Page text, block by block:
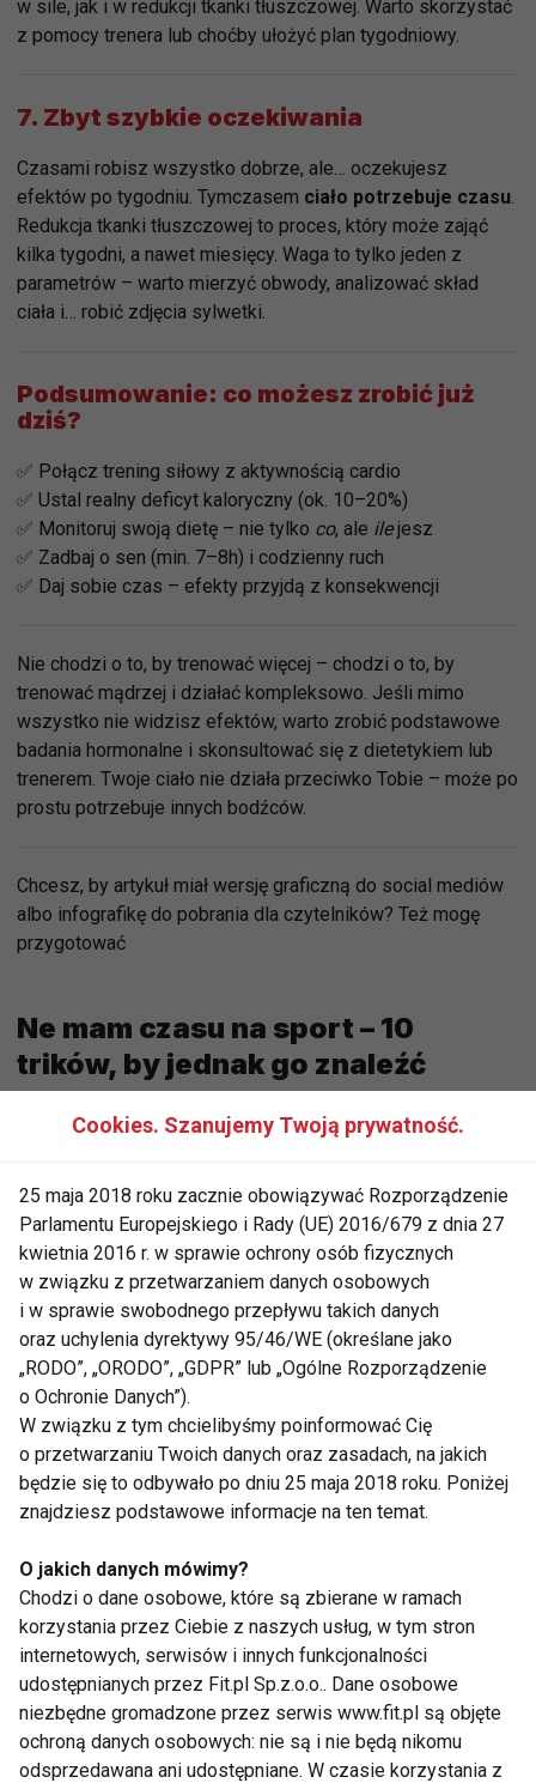
w sile, jak i w redukcji tkanki tłuszczowej. Warto skorzystać
z pomocy trenera lub choćby ułożyć plan tygodniowy.
7. Zbyt szybkie oczekiwania
Czasami robisz wszystko dobrze, ale… oczekujesz
efektów po tygodniu. Tymczasem ciało potrzebuje czasu.
Redukcja tkanki tłuszczowej to proces, który może zająć
kilka tygodni, a nawet miesięcy. Waga to tylko jeden z
parametrów – warto mierzyć obwody, analizować skład
ciała i… robić zdjęcia sylwetki.
Podsumowanie: co możesz zrobić już
dziś?
✅ Połącz trening siłowy z aktywnością cardio
✅ Ustal realny deficyt kaloryczny (ok. 10–20%)
✅ Monitoruj swoją dietę – nie tylko co, ale ilejesz
✅ Zadbaj o sen (min. 7–8h) i codzienny ruch
✅ Daj sobie czas – efekty przyjdą z konsekwencji
Nie chodzi o to, by trenować więcej – chodzi o to, by
trenować mądrzej i działać kompleksowo. Jeśli mimo
wszystko nie widzisz efektów, warto zrobić podstawowe
badania hormonalne i skonsultować się z dietetykiem lub
trenerem. Twoje ciało nie działa przeciwko Tobie – może po
prostu potrzebuje innych bodźców.
Chcesz, by artykuł miał wersję graficzną do social mediów
albo infografikę do pobrania dla czytelników? Też mogę
przygotować
Ne mam czasu na sport – 10
trików, by jednak go znaleźć
Brakuje Ci czasu na ćwiczenia? Nie jesteś sam. Praca, dom,
nie chodzi o rewolucję w grafiku czy dwugodzinne treningi.
Wystarczy kilka prostych trików, by wpleść aktywność
fizyczną w codzienność – bez stresu i wyrzeczeń.
Sprawdź, jak to zrobić!
1.Zacznij od 10 minut
Nie musisz od razu trenować godzinę dziennie. Zacznij od
krótkich, intensywnych sesji– 10-15 minut HIIT, szybki
spacer, trening z własnym ciężarem. Kluczem jest
regularność, nie długość. Lepsze codzienne 10 minut niż
żadne.
2.Ćwicz z samego rana
Rano jeszcze nic nie zdąży się „wysypać”. Wstań 20 minut
wcześniej, rozruszaj ciało i zrób szybki trening. Dzięki temu
nie tylkozyskasz energię na cały dzień, ale i masz sport
„odhaczony” zanim dzień się zacznie.
3.Wykorzystaj przerwy w pracy
Cookies. Szanujemy Twoją prywatność.
25 maja 2018 roku zacznie obowiązywać Rozporządzenie
Parlamentu Europejskiego i Rady (UE) 2016/679 z dnia 27
kwietnia 2016 r. w sprawie ochrony osób fizycznych
w związku z przetwarzaniem danych osobowych
i w sprawie swobodnego przepływu takich danych
oraz uchylenia dyrektywy 95/46/WE (określane jako
„RODO”, „ORODO”, „GDPR” lub „Ogólne Rozporządzenie
o Ochronie Danych”).
W związku z tym chcielibyśmy poinformować Cię
o przetwarzaniu Twoich danych oraz zasadach, na jakich
będzie się to odbywało po dniu 25 maja 2018 roku. Poniżej
znajdziesz podstawowe informacje na ten temat.
O jakich danych mówimy?
Chodzi o dane osobowe, które są zbierane w ramach
korzystania przez Ciebie z naszych usług, w tym stron
internetowych, serwisów i innych funkcjonalności
udostępnianych przez Fit.pl Sp.z.o.o.. Dane osobowe
niezbędne gromadzone przez serwis www.fit.pl są objęte
ochroną danych osobowych: nie są i nie będą nikomu
odsprzedawana ani udostępniane. W czasie korzystania z